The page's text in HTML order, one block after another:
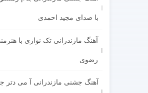
با صدای مجید احمدی
آهنگ مازندرانی تک نوازی با
رضوی
آهنگ جشنی مازندرانی آ می دتر